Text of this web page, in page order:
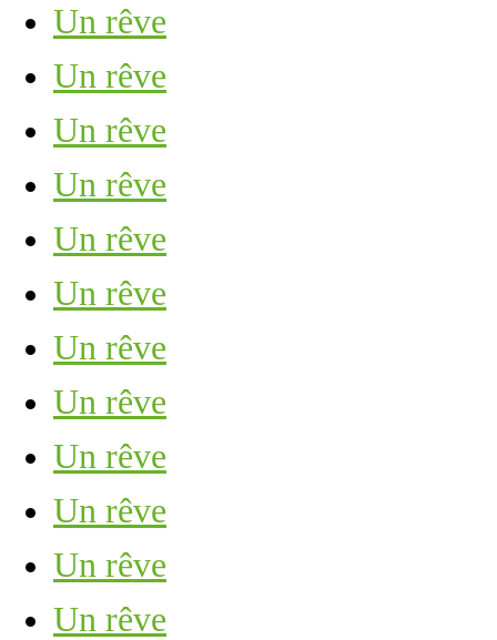
Un rêve
Un rêve
Un rêve
Un rêve
Un rêve
Un rêve
Un rêve
Un rêve
Un rêve
Un rêve
Un rêve
Un rêve